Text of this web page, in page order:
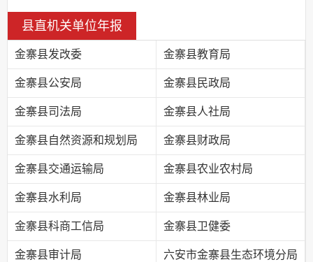
县直机关单位年报
金寨县发改委 金寨县教育局
金寨县公安局 金寨县民政局
金寨县司法局 金寨县人社局
金寨县自然资源和规划局 金寨县财政局
金寨县交通运输局 金寨县农业农村局
金寨县水利局 金寨县林业局
金寨县科商工信局 金寨县卫健委
金寨县审计局 六安市金寨县生态环境分局